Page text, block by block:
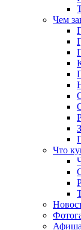
Чем
Что
Афиша